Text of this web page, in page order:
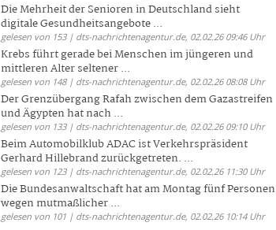
Die Mehrheit der Senioren in Deutschland sieht
digitale Gesundheitsangebote ...
gelesen von 153 | dts-nachrichtenagentur.de, 02.02.26 09:46 Uhr
Krebs führt gerade bei Menschen im jüngeren und
mittleren Alter seltener ...
gelesen von 148 | dts-nachrichtenagentur.de, 02.02.26 08:08 Uhr
Der Grenzübergang Rafah zwischen dem Gazastreifen
und Ägypten hat nach ...
gelesen von 133 | dts-nachrichtenagentur.de, 02.02.26 09:10 Uhr
Beim Automobilklub ADAC ist Verkehrspräsident
Gerhard Hillebrand zurückgetreten. ...
gelesen von 123 | dts-nachrichtenagentur.de, 02.02.26 11:30 Uhr
Die Bundesanwaltschaft hat am Montag fünf Personen
wegen mutmaßlicher ...
gelesen von 101 | dts-nachrichtenagentur.de, 02.02.26 10:14 Uhr